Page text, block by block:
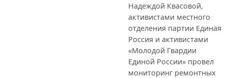
Надеждой Квасовой,
активистами местного
отделения партии Единая
Россия и активистами
«Молодой Гвардии
Единой России» провел
мониторинг ремонтных